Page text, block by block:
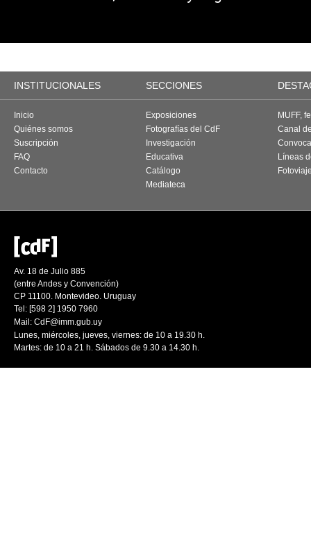
INSTITUCIONALES SECCIONES
Inicio
Quiénes somos
Suscripción
FAQ
Contacto
Exposiciones
Fotografías del CdF
Investigación
Educativa
Catálogo
Mediateca
MUFF,
Canal
Líneas
Av. 18 de Julio 885
(entre Andes y Convención)
CP 11100. Montevideo. Uruguay
Tel: [598 2] 1950 7960
Mail: CdF@imm.gub.uy
Lunes, miércoles, jueves, viernes: de 10 a 19.30 h.
Martes: de 10 a 21 h. Sábados de 9.30 a 14.30 h.